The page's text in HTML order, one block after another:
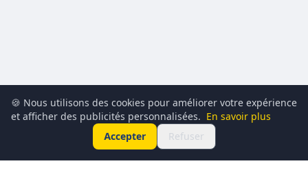
🍪 Nous utilisons des cookies pour améliorer votre expérience
et afficher des publicités personnalisées. En savoir plus
Accepter
Refuser